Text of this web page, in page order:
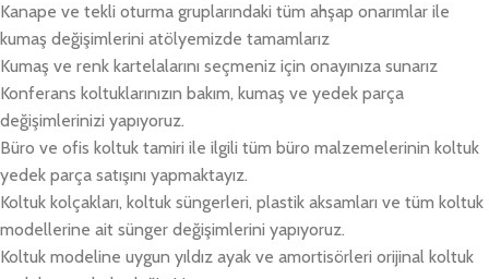
Kanape ve tekli oturma gruplarındaki tüm ahşap onarımlar ile
kumaş değişimlerini atölyemizde tamamlarız
Kumaş ve renk kartelalarını seçmeniz için onayınıza sunarız
Konferans koltuklarınızın bakım, kumaş ve yedek parça
değişimlerinizi yapıyoruz.
Büro ve ofis koltuk tamiri ile ilgili tüm büro malzemelerinin koltuk
yedek parça satışını yapmaktayız.
Koltuk kolçakları, koltuk süngerleri, plastik aksamları ve tüm koltuk
modellerine ait sünger değişimlerini yapıyoruz.
Koltuk modeline uygun yıldız ayak ve amortisörleri orijinal koltuk